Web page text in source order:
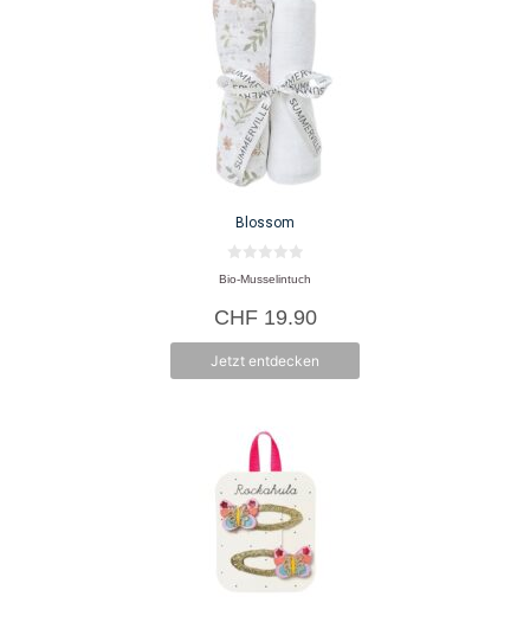
Blossom
0
v
n
5
Bio-Musselintuch
CHF19.90
Jetzt entdecken